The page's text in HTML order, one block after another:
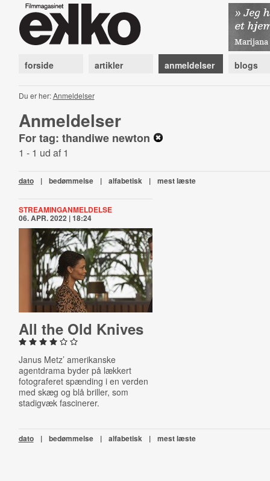
forside artikler anmeldelser blogs
Du er her:Anmeldelser
Anmeldelser
For tag: thandiwe newton
1 - 1 ud af 1
dato | bedømmelse | alfabetisk | mest læste
STREAMINGANMELDELSE
06. APR. 2022 | 18:24
All the Old Knives
Janus Metz’ amerikanske
agentdrama byder på lækkert
fotograferet spænding i en verden
med skæg og blå briller, som
stadigvæk fascinerer.
dato | bedømmelse | alfabetisk | mest læste